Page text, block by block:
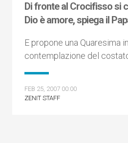
Di fronte al Crocifisso si
Dio è amore, spiega il
E propone una Quaresima
contemplazione del
FEB 25, 2007 00:00
ZENIT STAFF